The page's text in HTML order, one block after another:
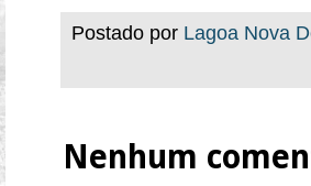
Postado por Lagoa Nova
Nenhum